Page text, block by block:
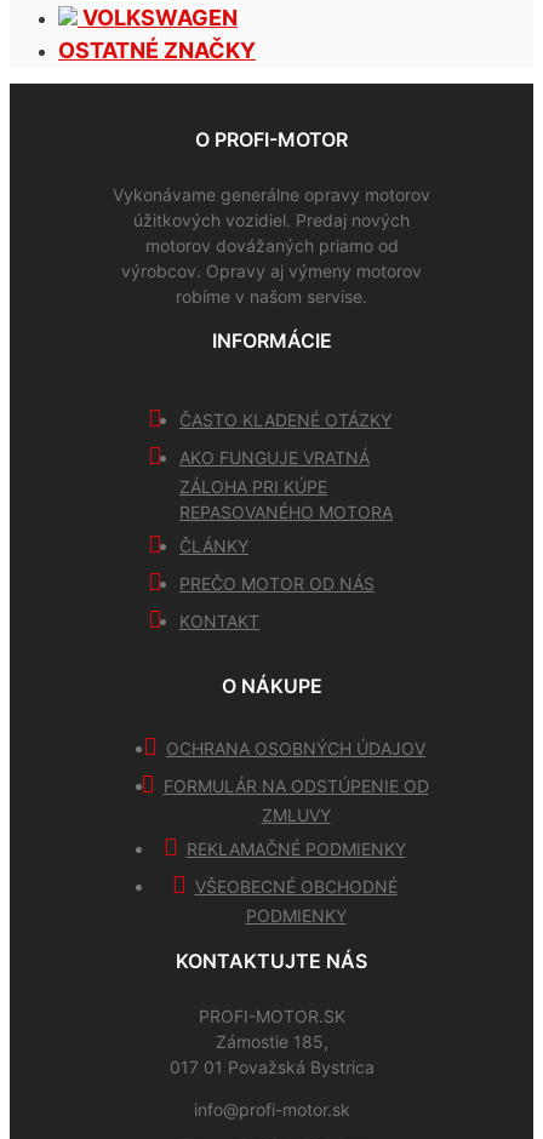
VOLKSWAGEN
OSTATNÉ ZNAČKY
O PROFI-MOTOR
Vykonávame generálne opravy motorov
úžitkových vozidiel. Predaj nových
motorov dovážaných priamo od
výrobcov. Opravy aj výmeny motorov
robíme v našom servise.
INFORMÁCIE
ČASTO KLADENÉ OTÁZKY
AKO FUNGUJE VRATNÁ
ZÁLOHA PRI KÚPE
REPASOVANÉHO MOTORA
ČLÁNKY
PREČO MOTOR OD NÁS
KONTAKT
O NÁKUPE
OCHRANA OSOBNÝCH ÚDAJOV
FORMULÁR NA ODSTÚPENIE OD
ZMLUVY
REKLAMAČNÉ PODMIENKY
VŠEOBECNÉ OBCHODNÉ
PODMIENKY
KONTAKTUJTE NÁS
PROFI-MOTOR.SK
Zámostie 185,
017 01 Považská Bystrica
info@profi-motor.sk